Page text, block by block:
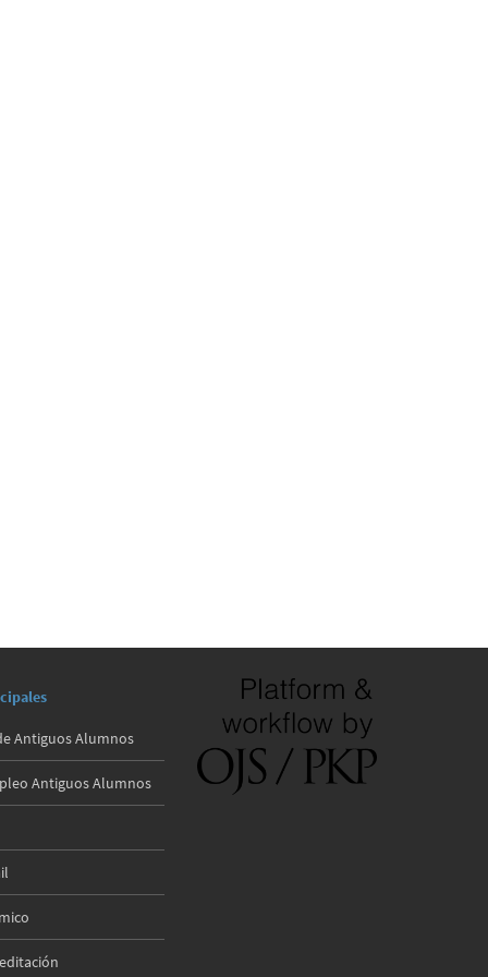
Antiguos Alumnos
Antiguos Alumnos